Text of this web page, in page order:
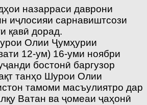
назарраси даврони
иҷлосияи сарнавиштсози
қавӣ дорад.
Олии Ҷумҳурии
12-ум) 16-уми ноябри
бостонӣ баргузор
танҳо Шурои Олии
тамоми масъулиятро дар
Ватан ва ҷомеаи ҷаҳонӣ